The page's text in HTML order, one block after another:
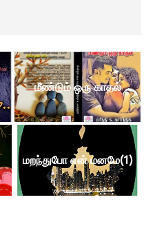
மீண்டும் ஒரு காதல்
மறந்துபோ என் மனமே(1)